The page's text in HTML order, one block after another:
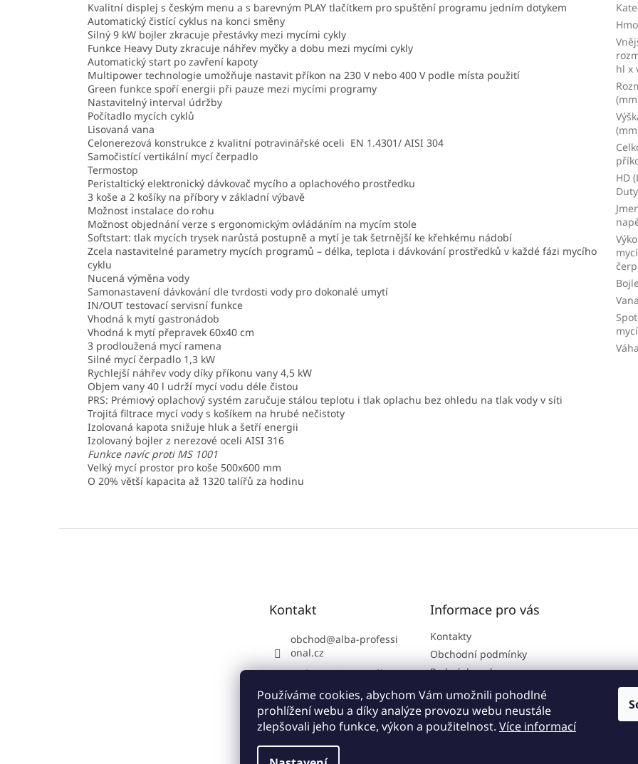
Používáme cookies, abychom Vám umožnili pohodlné
prohlížení webu a díky analýze provozu webu neustále
zlepšovali jeho funkce, výkon a použitelnost. Více informací
Kvalitní displej s českým menu a s barevným PLAY tlačítkem pro spuštění programu jedním dotykem
Automatický čistící cyklus na konci směny
Silný 9 kW bojler zkracuje přestávky mezi mycími cykly
Funkce Heavy Duty zkracuje náhřev myčky a dobu mezi mycími cykly
Automatický start po zavření kapoty
Multipower technologie umožňuje nastavit příkon na 230 V nebo 400 V podle místa použití
Green funkce spoří energii při pauze mezi mycími programy
Nastavitelný interval údržby
Počítadlo mycích cyklů
Lisovaná vana
Celonerezová konstrukce z kvalitní potravinářské oceli EN 1.4301/ AISI 304
Samočistící vertikální mycí čerpadlo
Termostop
Peristaltický elektronický dávkovač mycího a oplachového prostředku
3 koše a 2 košíky na příbory v základní výbavě
Možnost instalace do rohu
Možnost objednání verze s ergonomickým ovládáním na mycím stole
Softstart: tlak mycích trysek narůstá postupně a mytí je tak šetrnější ke křehkému nádobí
Zcela nastavitelné parametry mycích programů – délka, teplota i dávkování prostředků v každé fázi mycího
cyklu
Nucená výměna vody
Samonastavení dávkování dle tvrdosti vody pro dokonalé umytí
IN/OUT testovací servisní funkce
Vhodná k mytí gastronádob
Vhodná k mytí přepravek 60x40 cm
3 prodloužená mycí ramena
Silné mycí čerpadlo 1,3 kW
Rychlejší náhřev vody díky příkonu vany 4,5 kW
Objem vany 40 l udrží mycí vodu déle čistou
PRS: Prémiový oplachový systém zaručuje stálou teplotu i tlak oplachu bez ohledu na tlak vody v síti
Trojitá filtrace mycí vody s košíkem na hrubé nečistoty
Izolovaná kapota snižuje hluk a šetří energii
Izolovaný bojler z nerezové oceli AISI 316
Funkce navíc proti MS 1001
Velký mycí prostor pro koše 500x600 mm
O 20% větší kapacita až 1320 talířů za hodinu
hl x
HD
Vana
Váha
Kontakt
obchod@alba-professi
onal.cz
Podpora B2B portálu: 7
70 342 864
https://www.facebook.
com/albakuchyne
Informace pro vás
Kontakty
Obchodní podmínky
Podmínky ochrany